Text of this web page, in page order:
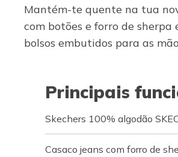
Mantém-te quente na tua
com botões e forro de sherpa
bolsos embutidos para as
Principais
Skechers 100% algodão
Casaco jeans com forro de